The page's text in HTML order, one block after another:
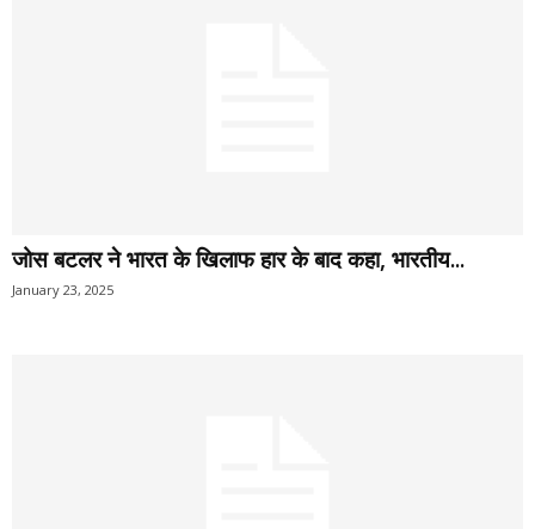
जोस बटलर ने भारत के खिलाफ हार के बाद कहा, भारतीय...
January 23, 2025